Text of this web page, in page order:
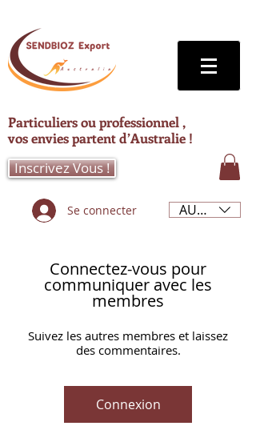
Particuliers ou professionnel ,
vos envies partent d’Australie !
Inscrivez Vous !
Se connecter AUD (AU$)
Connectez-vous pour
communiquer avec les
membres
Suivez les autres membres et laissez
des commentaires.
Connexion